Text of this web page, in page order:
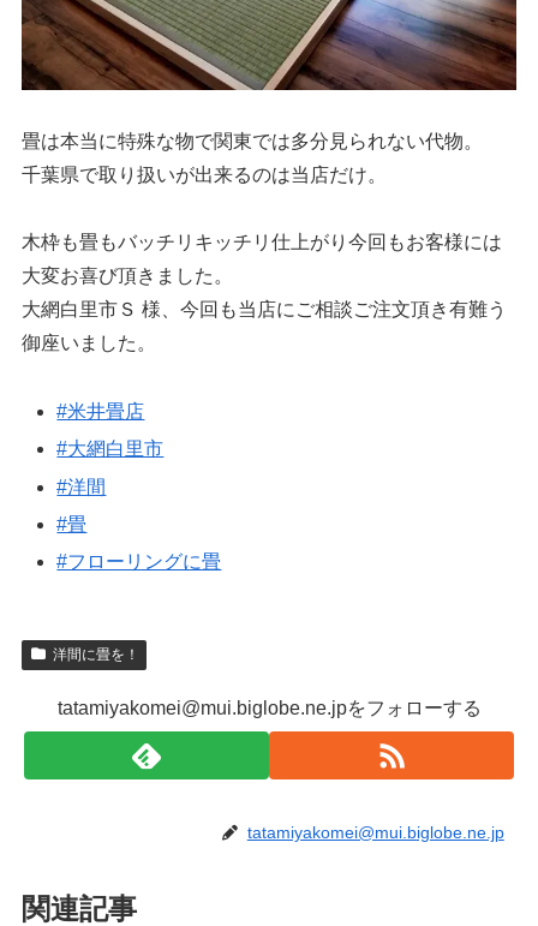
畳は本当に特殊な物で関東では多分見られない代物。
千葉県で取り扱いが出来るのは当店だけ。
木枠も畳もバッチリキッチリ仕上がり今回もお客様には
大変お喜び頂きました。
大網白里市Ｓ 様、今回も当店にご相談ご注文頂き有難う
御座いました。
#米井畳店
#大網白里市
#洋間
#畳
#フローリングに畳
洋間に畳を！
tatamiyakomei@mui.biglobe.ne.jpをフォローする
tatamiyakomei@mui.biglobe.ne.jp
関連記事